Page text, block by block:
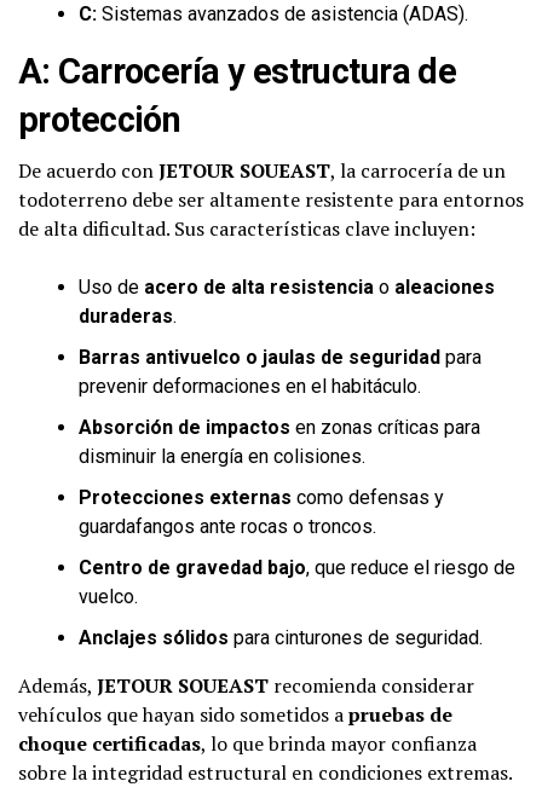
C: Sistemas avanzados de asistencia (ADAS).
A: Carrocería y estructura de
protección
De acuerdo conJETOUR SOUEAST, la carrocería de un
todoterreno debe ser altamente resistente para entornos
de alta dificultad. Sus características clave incluyen:
Uso de acero de alta resistencia o aleaciones
duraderas.
Barras antivuelco o jaulas de seguridad para
prevenir deformaciones en el habitáculo.
Absorción de impactos en zonas críticas para
disminuir la energía en colisiones.
Protecciones externas como defensas y
guardafangos ante rocas o troncos.
Centro de gravedad bajo, que reduce el riesgo de
vuelco.
Anclajes sólidos para cinturones de seguridad.
Además, JETOUR SOUEAST recomienda considerar
vehículos que hayan sido sometidos apruebas de
choque certificadas, lo que brinda mayor confianza
sobre la integridad estructural en condiciones extremas.